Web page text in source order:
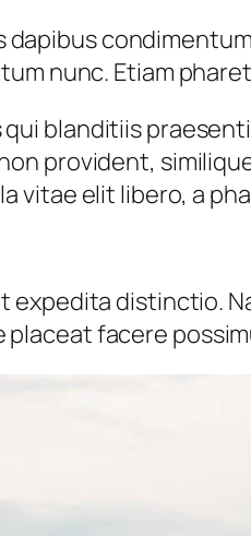
dapibus
nunc. Etiam
qui blanditiis
provident,
vitae elit libero, a
expedita distinctio.
placeat facere